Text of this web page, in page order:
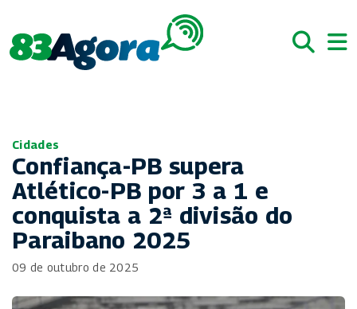
Cidades
Confiança-PB supera
Atlético-PB por 3 a 1 e
conquista a 2ª divisão do
Paraibano 2025
09 de outubro de 2025